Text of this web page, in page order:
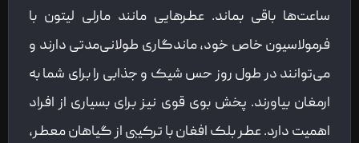
ساعت‌ها باقی بماند. عطرهایی مانند مارلی لیتون با
فرمولاسیون خاص خود، ماندگاری طولانی‌مدتی دارند و
می‌توانند در طول روز حس شیک و جذابی را برای شما به
ارمغان بیاورند. پخش بوی قوی نیز برای بسیاری از افراد
اهمیت دارد. عطر بلک افغان با ترکیبی از گیاهان معطر،